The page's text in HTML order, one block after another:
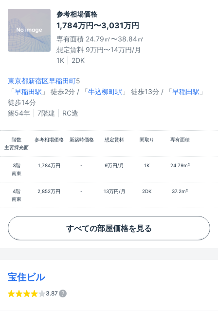
参考相場価格
1,784万円〜3,031万円
専有面積 24.79㎡〜38.84㎡
想定賃料 9万円〜14万円/月
1K
2DK
東京都新宿区早稲田町5
「早稲田駅 」 徒歩2分 / 「牛込柳町駅 」 徒歩13分 / 「早稲田駅 」
徒歩14分
築54年
7階建 RC造
階数 参考相場価格 新築時価格 想定賃料 間取り
専有面積
主要採光面
3階 1,784万円 - 9万円/月 1K
24.79m²
南東
4階 2,852万円 - 13万円/月 2DK
37.2m²
南東
すべての部屋価格を見る
宝住ビル
3.87